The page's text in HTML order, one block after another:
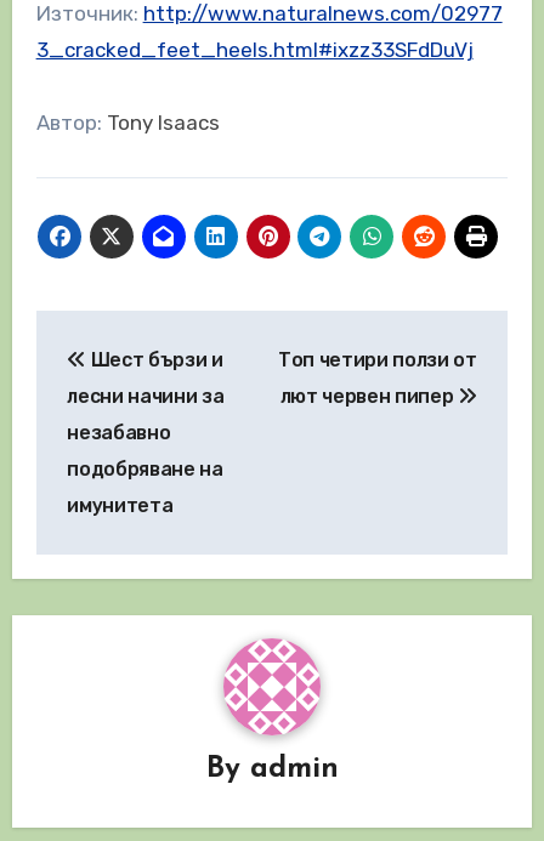
Източник: http://www.naturalnews.com/02977
3_cracked_feet_heels.html#ixzz33SFdDuVj
Автор: Tony Isaacs
Шест бързи и
лесни начини за
незабавно
подобряване на
имунитета
Топ четири ползи от
лют червен пипер
By admin